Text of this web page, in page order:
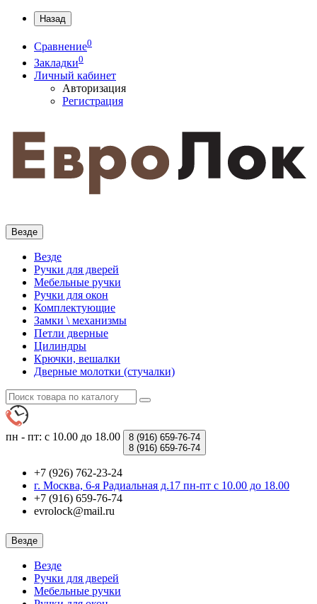
Назад
Сравнение0
Закладки0
Личный кабинет
Авторизация
Регистрация
Везде
Везде
Ручки для дверей
Мебельные ручки
Ручки для окон
Комплектующие
Замки \ механизмы
Петли дверные
Цилиндры
Крючки, вешалки
Дверные молотки (стучалки)
пн - пт: с 10.00 до 18.00 8 (916) 659-76-74
8 (916) 659-76-74
+7 (926) 762-23-24
г. Москва, 6-я Радиальная д.17 пн-пт с 10.00 до 18.00
+7 (916) 659-76-74
evrolock@mail.ru
Везде
Везде
Ручки для дверей
Мебельные ручки